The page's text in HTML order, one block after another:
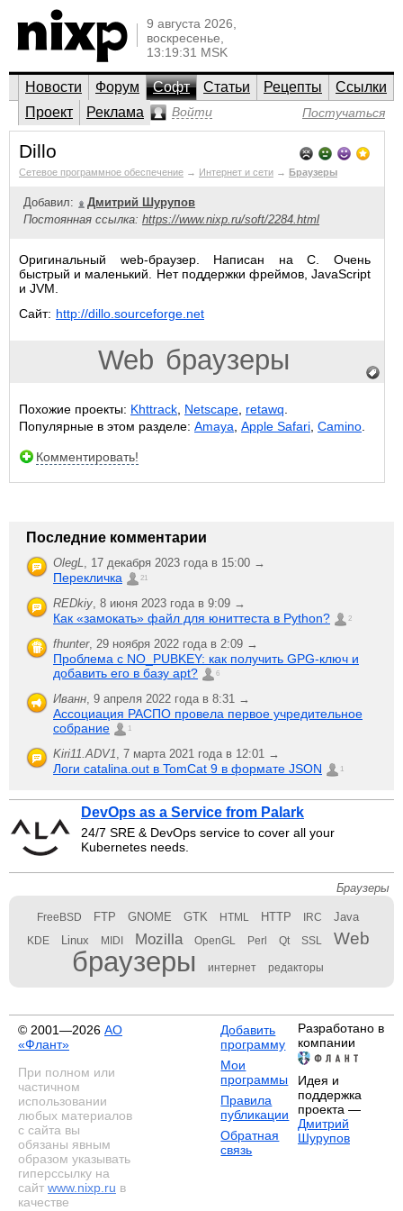
9 августа 2026,
воскресенье,
13:19:31 MSK
Новости Форум Софт Статьи Рецепты
Ссылки
Проект
Реклама Войти Постучаться
Dillo
Сетевое программное обеспечение → Интернет и сети → Браузеры
Добавил:
Дмитрий Шурупов
Постоянная ссылка: https://www.nixp.ru/soft/2284.html
Оригинальный web-браузер. Написан на С. Очень
быстрый и маленький. Нет поддержки фреймов, JavaScript
и JVM.
Сайт: http://dillo.sourceforge.net
Web браузеры
Похожие проекты: Khttrack Netscape retawq
Популярные в этом разделе: Amaya Apple Safari Camino
Комментировать!
Последние комментарии
OlegL, 17 декабря 2023 года в 15:00 →
Перекличка 21
REDkiy, 8 июня 2023 года в 9:09 →
Как «замокать» файл для юниттеста в Python? 2
fhunter, 29 ноября 2022 года в 2:09 →
Проблема с NO_PUBKEY: как получить GPG-ключ и
добавить его в базу apt?
6
Иванн, 9 апреля 2022 года в 8:31 →
Ассоциация РАСПО провела первое учредительное
собрание
1
Kiri11.ADV1, 7 марта 2021 года в 12:01 →
Логи catalina.out в TomCat 9 в формате JSON 1
DevOps as a Service from Palark
24/7 SRE & DevOps service to cover all your
Kubernetes needs.
Браузеры
FreeBSD FTP GNOME GTK HTML HTTP IRC Java
KDE Linux MIDI Mozilla OpenGL Perl Qt SSL Web
браузеры интернет редакторы
© 2001—2026 АО
«Флант»
При полном или
частичном
использовании
любых материалов
с сайта вы
обязаны явным
образом указывать
гиперссылку на
сайт www.nixp.ru в
качестве
Добавить
программу
Мои
программы
Правила
публикации
Обратная
связь
Разработано в
компании
Идея и
поддержка
проекта —
Дмитрий
Шурупов